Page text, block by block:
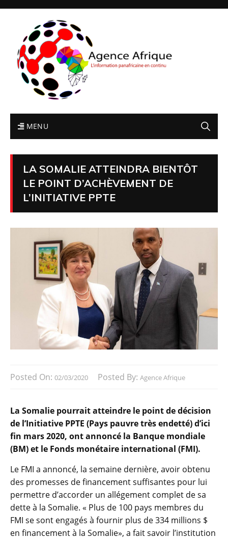
MENU
LA SOMALIE ATTEINDRA BIENTÔT
LE POINT D’ACHÈVEMENT DE
L’INITIATIVE PPTE
Posted On: 02/03/2020 Posted By: Agence Afrique
La Somalie pourrait atteindre le point de décision
de l’Initiative PPTE (Pays pauvre très endetté) d’ici
fin mars 2020, ont annoncé la Banque mondiale
(BM) et le Fonds monétaire international (FMI).
Le FMI a annoncé, la semaine dernière, avoir obtenu
des promesses de financement suffisantes pour lui
permettre d’accorder un allégement complet de sa
dette à la Somalie. « Plus de 100 pays membres du
FMI se sont engagés à fournir plus de 334 millions $
en financement à la Somalie», a fait savoir l’institution